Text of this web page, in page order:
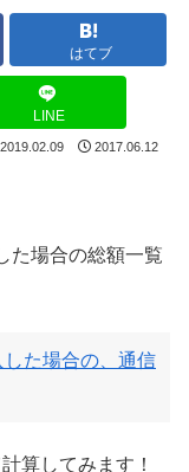
はてブ
LINE
2019.02.09 2017.06.12
た場合の総額一覧
た場合の、通信
算してみます！